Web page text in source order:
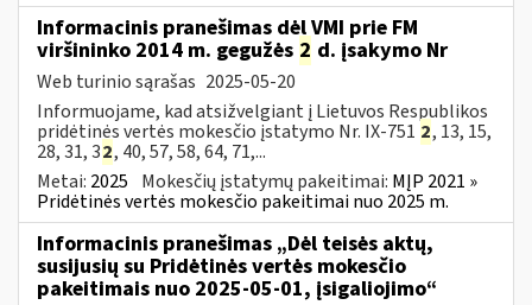
Informacinis pranešimas dėl VMI prie FM
viršininko 2014 m. gegužės 2 d. įsakymo Nr
Web turinio sąrašas 2025-05-20
Informuojame, kad atsižvelgiant į Lietuvos Respublikos
pridėtinės vertės mokesčio įstatymo Nr. IX-751 2, 13, 15,
28, 31, 32, 40, 57, 58, 64, 71,...
Metai: 2025 Mokesčių įstatymų pakeitimai: MĮP 2021 »
Pridėtinės vertės mokesčio pakeitimai nuo 2025 m.
Informacinis pranešimas „Dėl teisės aktų,
susijusių su Pridėtinės vertės mokesčio
pakeitimais nuo 2025-05-01, įsigaliojimo“